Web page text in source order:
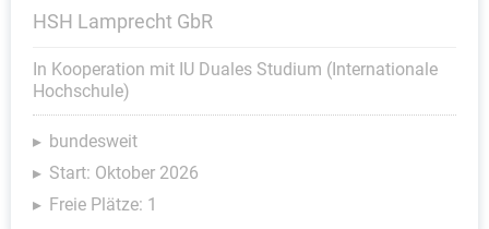
HSH Lamprecht GbR
In Kooperation mit IU Duales Studium (Internationale
Hochschule)
bundesweit
Start: Oktober 2026
Freie Plätze: 1